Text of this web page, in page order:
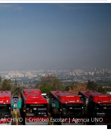
ARCHIVO | Cristóbal Escobar | Agencia UNO